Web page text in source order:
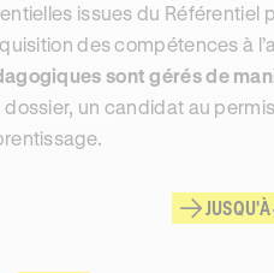
issues du Référentiel
des compétences à
sont gérés de
dossier, un candidat au